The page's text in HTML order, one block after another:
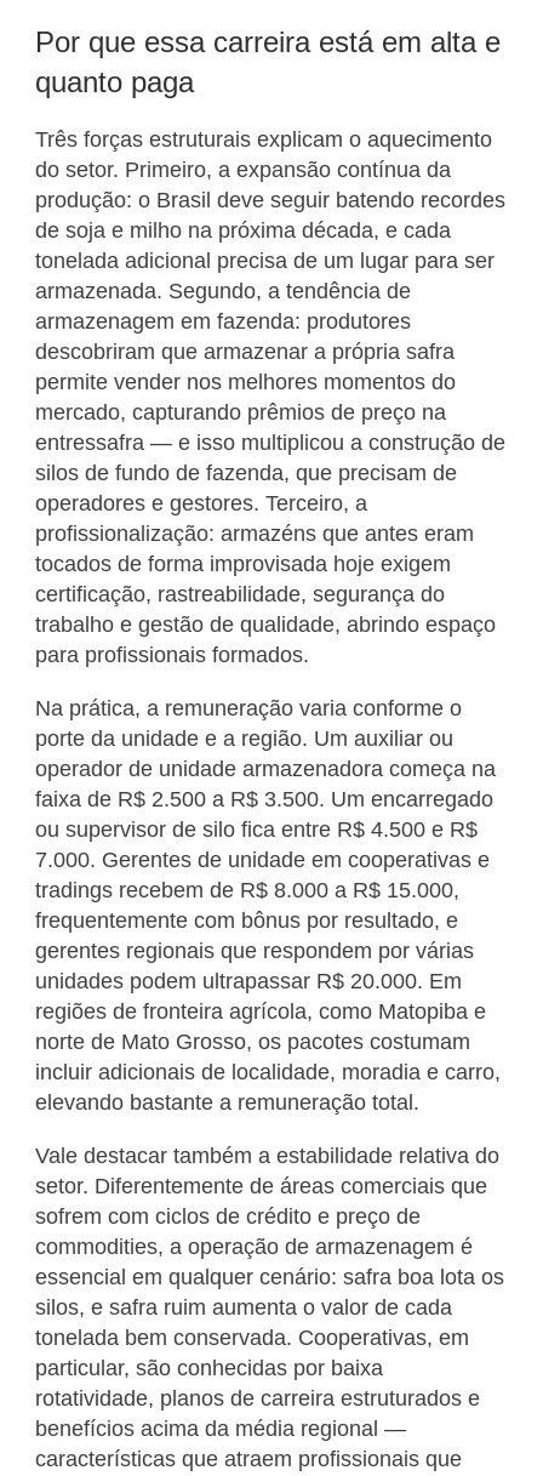
Por que essa carreira está em alta e
quanto paga
Três forças estruturais explicam o aquecimento
do setor. Primeiro, a expansão contínua da
produção: o Brasil deve seguir batendo recordes
de soja e milho na próxima década, e cada
tonelada adicional precisa de um lugar para ser
armazenada. Segundo, a tendência de
armazenagem em fazenda: produtores
descobriram que armazenar a própria safra
permite vender nos melhores momentos do
mercado, capturando prêmios de preço na
entressafra — e isso multiplicou a construção de
silos de fundo de fazenda, que precisam de
operadores e gestores. Terceiro, a
profissionalização: armazéns que antes eram
tocados de forma improvisada hoje exigem
certificação, rastreabilidade, segurança do
trabalho e gestão de qualidade, abrindo espaço
para profissionais formados.
Na prática, a remuneração varia conforme o
porte da unidade e a região. Um auxiliar ou
operador de unidade armazenadora começa na
faixa de R$ 2.500 a R$ 3.500. Um encarregado
ou supervisor de silo fica entre R$ 4.500 e R$
7.000. Gerentes de unidade em cooperativas e
tradings recebem de R$ 8.000 a R$ 15.000,
frequentemente com bônus por resultado, e
gerentes regionais que respondem por várias
unidades podem ultrapassar R$ 20.000. Em
regiões de fronteira agrícola, como Matopiba e
norte de Mato Grosso, os pacotes costumam
incluir adicionais de localidade, moradia e carro,
elevando bastante a remuneração total.
Vale destacar também a estabilidade relativa do
setor. Diferentemente de áreas comerciais que
sofrem com ciclos de crédito e preço de
commodities, a operação de armazenagem é
essencial em qualquer cenário: safra boa lota os
silos, e safra ruim aumenta o valor de cada
tonelada bem conservada. Cooperativas, em
particular, são conhecidas por baixa
rotatividade, planos de carreira estruturados e
benefícios acima da média regional —
características que atraem profissionais que